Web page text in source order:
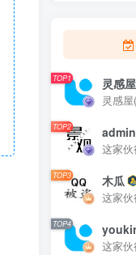
TOP1 灵感屋
TOP2 admin
TOP3 木瓜
TOP4